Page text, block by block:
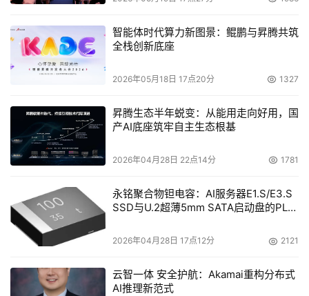
智能体时代算力新图景：鲲鹏与昇腾共筑
全栈创新底座
2026年05月18日 17点20分 1327
昇腾生态半年蜕变：从能用走向好用，国
产AI底座筑牢自主生态根基
2026年04月28日 22点14分 1781
永铭聚合物钽电容：AI服务器E1.S/E3.S
SSD与U.2超薄5mm SATA启动盘的PLP
2026年04月28日 17点12分 2121
云智一体 安全护航：Akamai重构分布式
AI推理新范式